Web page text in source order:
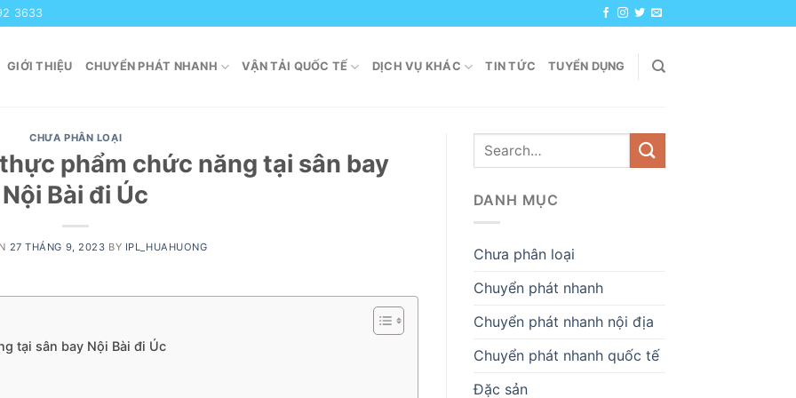
3633
GIỚI THIỆU CHUYỂN PHÁT NHANH VẬN TẢI QUỐC TẾ DỊCH VỤ KHÁC TIN TỨC TUYỂN DỤNG
CHƯA PHÂN LOẠI
phẩm chức năng tại sân bay
Nội Bài đi Úc
27 THÁNG 9, 2023 BY IPL_HUAHUONG
tại sân bay Nội Bài đi Úc
DANH MỤC
Chưa phân loại
Chuyển phát nhanh
Chuyển phát nhanh nội địa
Chuyển phát nhanh quốc tế
Đặc sản